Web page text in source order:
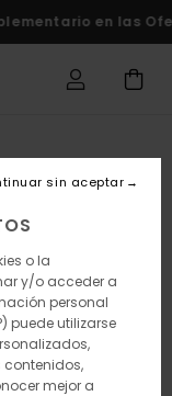
en las
o la
y/o acceder a
personal
puede utilizarse
contenidos,
mejor a
sin aceptar